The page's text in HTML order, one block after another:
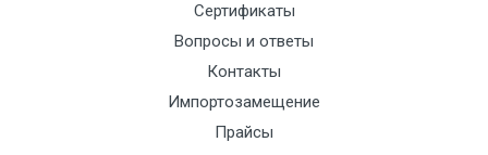
Сертификаты
Вопросы и ответы
Контакты
Импортозамещение
Прайсы